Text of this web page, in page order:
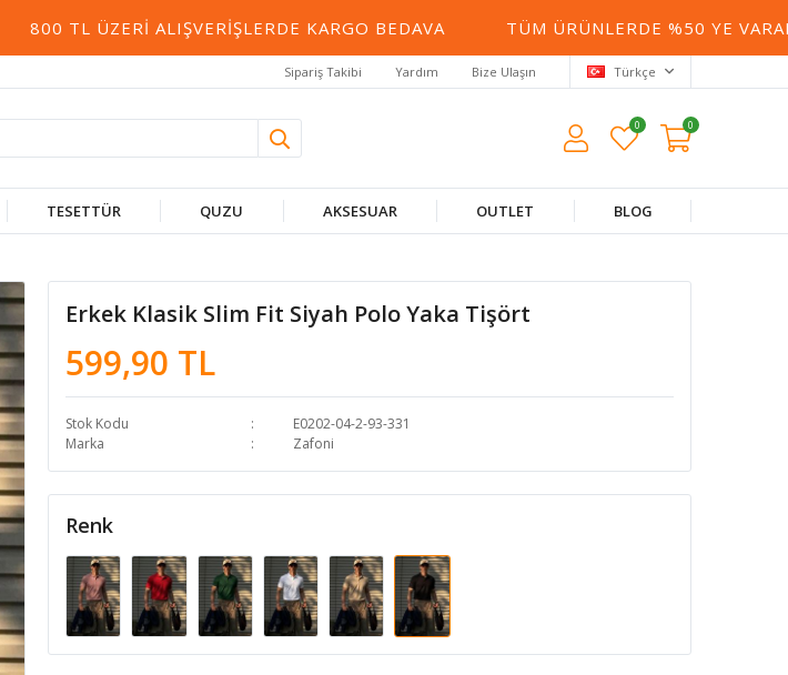
800 TL ÜZERI ALIŞVERIŞLERDE KARGO BEDAVA TÜM ÜRÜNLERDE %50 YE VARAN
Sipariş Takibi Yardım Bize Ulaşın Türkçe
0 0
TESETTÜR QUZU AKSESUAR OUTLET BLOG
Erkek Klasik Slim Fit Siyah Polo Yaka Tişört
599,90 TL
Stok Kodu
E0202-04-2-93-331
Marka
Zafoni
Renk